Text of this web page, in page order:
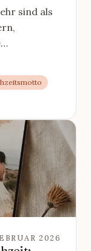
sind als
2026